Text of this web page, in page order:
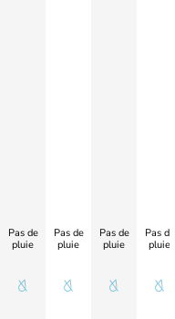
Pas de
pluie
Pas de
pluie
Pas de
pluie
Pas de
pluie